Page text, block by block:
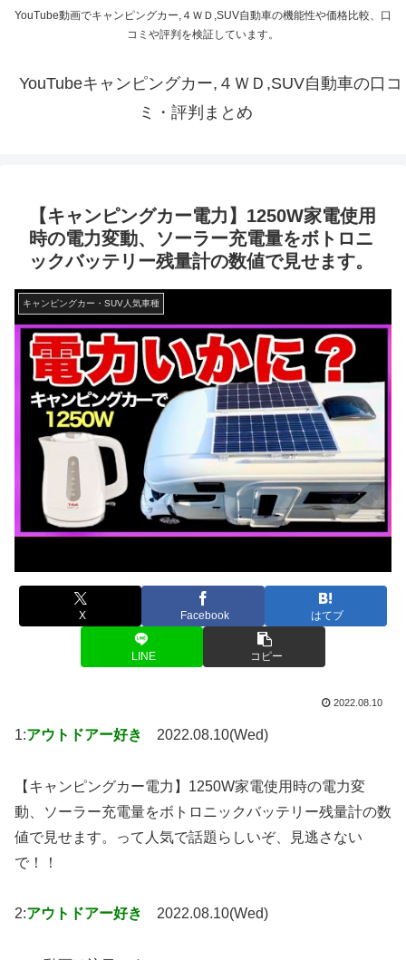
YouTube動画でキャンピングカー,４ＷＤ,SUV自動車の機能性や価格比較、口
コミや評判を検証しています。
YouTubeキャンピングカー,４ＷＤ,SUV自動車の口コ
ミ・評判まとめ
【キャンピングカー電力】1250W家電使用
時の電力変動、ソーラー充電量をボトロニ
ックバッテリー残量計の数値で見せます。
キャンピングカー・SUV人気車種
X Facebook はてブ
LINE コピー
2022.08.10
1:アウトドアー好き 2022.08.10(Wed)
【キャンピングカー電力】1250W家電使用時の電力変
動、ソーラー充電量をボトロニックバッテリー残量計の数
値で見せます。って人気で話題らしいぞ、見逃さない
で！！
2:アウトドアー好き 2022.08.10(Wed)